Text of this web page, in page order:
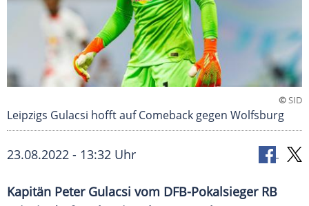
©SID
Leipzigs Gulacsi hofft auf Comeback gegen Wolfsburg
23.08.2022 - 13:32 Uhr
Kapitän Peter Gulacsi vom DFB-Pokalsieger RB